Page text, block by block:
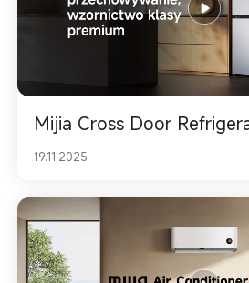
Mijia Cross Door
19.11.2025